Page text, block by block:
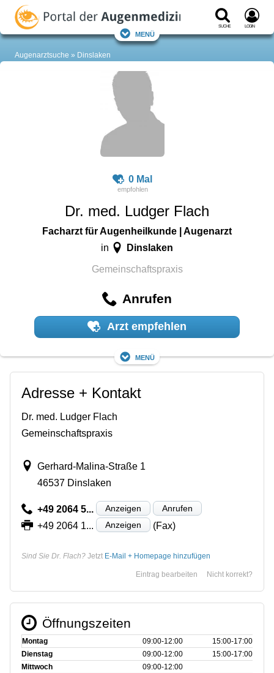
Suche Login
Menü
Augenarztsuche Dinslaken
0 Mal
Dr. med. Ludger Flach
Facharzt für Augenheilkunde | Augenarzt
in Dinslaken
Gemeinschaftspraxis
Anrufen
Arzt empfehlen
Menü
Adresse + Kontakt
Dr. med. Ludger Flach
Gemeinschaftspraxis
Gerhard-Malina-Straße 1
46537 Dinslaken
+49 2064 5... Anzeigen Anrufen
+49 2064 1... Anzeigen (Fax)
Sind Sie Dr. Flach? Jetzt E-Mail + Homepage hinzufügen
Nicht korrekt?
Eintrag bearbeiten
Öffnungszeiten
Montag 09:00‑12:00
15:00‑17:00
Dienstag
09:00‑12:00
15:00‑17:00
Mittwoch
09:00‑12:00